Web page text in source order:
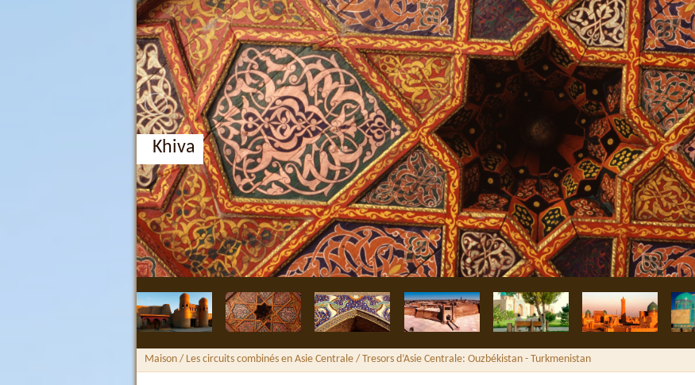
Khiva
Maison / Les circuits combinés en Asie Centrale / Tresors d’Asie Centrale: Ouzbékistan - Turkmenistan